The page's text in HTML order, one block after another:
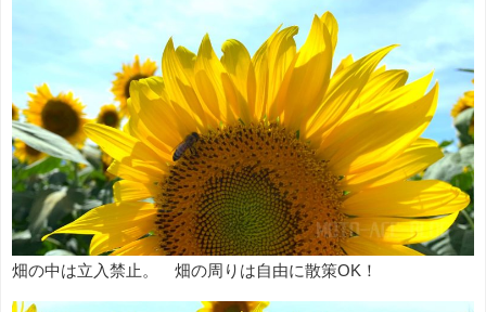
畑の中は立入禁止。 畑の周りは自由に散策OK！